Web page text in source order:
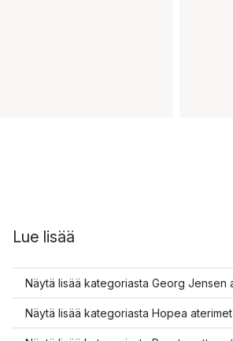
Lue lisää
Näytä lisää kategoriasta Georg Jensen
Näytä lisää kategoriasta Hopea aterimet